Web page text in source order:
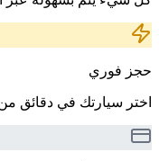
حجز فوري
اختر سيارتك في دقائق من